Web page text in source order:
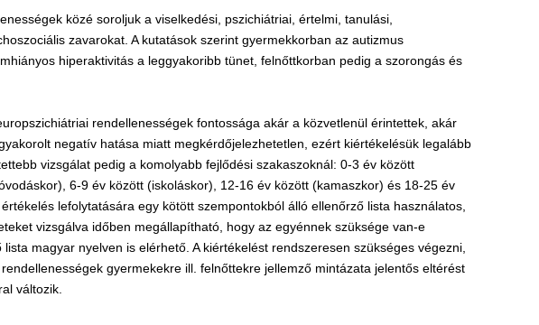
közé soroljuk a viselkedési, pszichiátriai, értelmi, tanulási,
zavarokat. A kutatások szerint gyermekkorban az autizmus
hiperaktivitás a leggyakoribb tünet, felnőttkorban pedig a szorongás és
rendellenességek fontossága akár a közvetlenül érintettek, akár
negatív hatása miatt megkérdőjelezhetetlen, ezért kiértékelésük legalább
vizsgálat pedig a komolyabb fejlődési szakaszoknál: 0-3 év között
6-9 év között (iskoláskor), 12-16 év között (kamaszkor) és 18-25 év
lefolytatására egy kötött szempontokból álló ellenőrző lista használatos,
vizsgálva időben megállapítható, hogy az egyénnek szüksége van-e
magyar nyelven is elérhető. A kiértékelést rendszeresen szükséges végezni,
gyermekekre ill. felnőttekre jellemző mintázata jelentős eltérést
változik.